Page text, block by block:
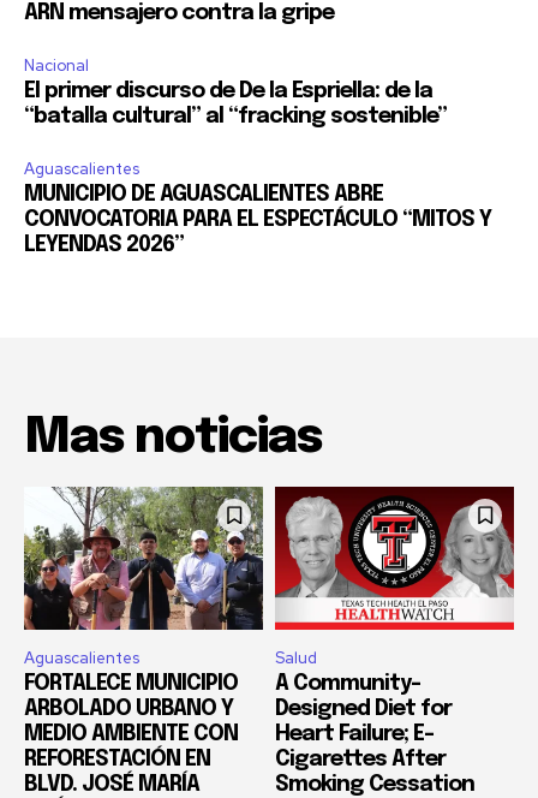
ARN mensajero contra la gripe
Nacional
El primer discurso de De la Espriella: de la
“batalla cultural” al “fracking sostenible”
Aguascalientes
MUNICIPIO DE AGUASCALIENTES ABRE
CONVOCATORIA PARA EL ESPECTÁCULO “MITOS Y
LEYENDAS 2026”
Mas noticias
Aguascalientes
FORTALECE MUNICIPIO
ARBOLADO URBANO Y
MEDIO AMBIENTE CON
REFORESTACIÓN EN
BLVD. JOSÉ MARÍA
Salud
A Community-
Designed Diet for
Heart Failure; E-
Cigarettes After
Smoking Cessation